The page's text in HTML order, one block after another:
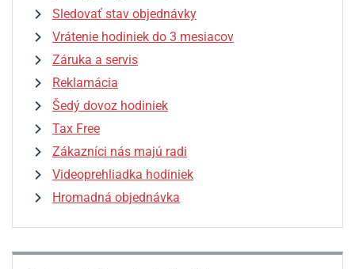
Sledovať stav objednávky
Vrátenie hodiniek do 3 mesiacov
Záruka a servis
Reklamácia
Šedý dovoz hodiniek
Tax Free
Zákazníci nás majú radi
Videoprehliadka hodiniek
Hromadná objednávka